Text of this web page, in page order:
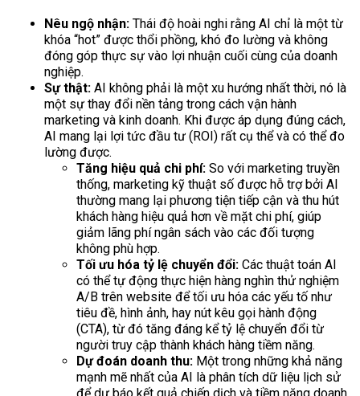
Nêu ngộ nhận: Thái độ hoài nghi rằng AI chỉ là một từ
khóa “hot” được thổi phồng, khó đo lường và không
đóng góp thực sự vào lợi nhuận cuối cùng của doanh
nghiệp.
Sự thật: AI không phải là một xu hướng nhất thời, nó là
một sự thay đổi nền tảng trong cách vận hành
marketing và kinh doanh. Khi được áp dụng đúng cách,
AI mang lại lợi tức đầu tư (ROI) rất cụ thể và có thể đo
lường được.
Tăng hiệu quả chi phí: So với marketing truyền
thống, marketing kỹ thuật số được hỗ trợ bởi AI
thường mang lại phương tiện tiếp cận và thu hút
khách hàng hiệu quả hơn về mặt chi phí, giúp
giảm lãng phí ngân sách vào các đối tượng
không phù hợp.
Tối ưu hóa tỷ lệ chuyển đổi: Các thuật toán AI
có thể tự động thực hiện hàng nghìn thử nghiệm
A/B trên website để tối ưu hóa các yếu tố như
tiêu đề, hình ảnh, hay nút kêu gọi hành động
(CTA), từ đó tăng đáng kể tỷ lệ chuyển đổi từ
người truy cập thành khách hàng tiềm năng.
Dự đoán doanh thu: Một trong những khả năng
mạnh mẽ nhất của AI là phân tích dữ liệu lịch sử